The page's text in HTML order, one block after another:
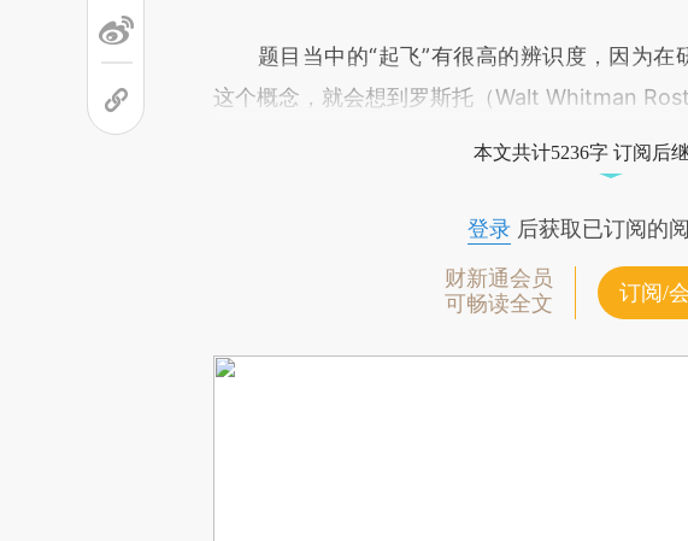
题目当中的“起飞”有很高的辨识度，因为在
这个概念，就会想到罗斯托（Walt Whitman
本文共计5236字 订阅后
登录后获取已订阅的
财新通会员
可畅读全文
订阅/